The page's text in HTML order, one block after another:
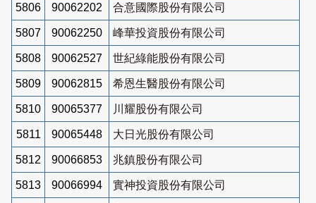
5806 90062202 合意國際股份有限公司
5807 90062250 峰華投資股份有限公司
5808 90062527 世紀綠能股份有限公司
5809 90062815 希恩生醫股份有限公司
5810 90065377 川耀股份有限公司
5811 90065448 大日光股份有限公司
5812 90066853 兆鎮股份有限公司
5813 90066994 實神投資股份有限公司